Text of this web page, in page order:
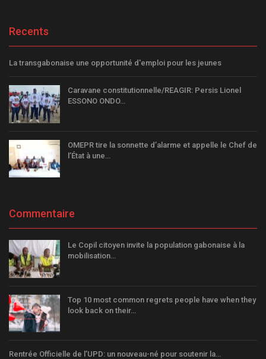
Recents
La transgabonaise une opportunité d'emploi pour les jeunes
Caravane constitutionnelle/REAGIR: Persis Lionel
ESSONO ONDO…
OMEPR tire la sonnette d’alarme et appelle le Chef de
l’État à une…
Commentaire
Le Copil citoyen invite la population gabonaise à la
mobilisation…
Top 10 most common regrets people have when they
look back on their…
Rentrée Officielle de l’UPD: un nouveau-né pour soutenir la…